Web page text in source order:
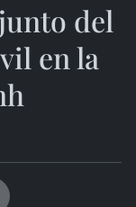
del
en la